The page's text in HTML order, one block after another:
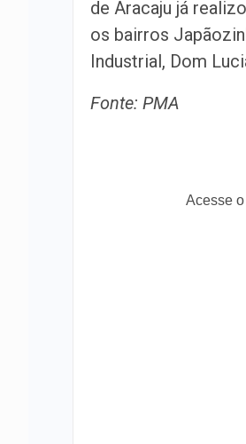
de Aracaju já
os bairros
Industrial, Dom
Fonte: PMA
Acesse